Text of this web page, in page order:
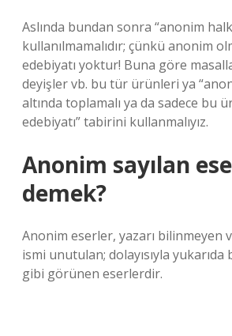
Aslında bundan sonra “anonim
kullanılmamalıdır; çünkü anonim
edebiyatı yoktur! Buna göre
deyişler vb. bu tür ürünleri ya
altında toplamalı ya da sadece bu
edebiyatı” tabirini kullanmalıyız.
Anonim sayılan
demek?
Anonim eserler, yazarı bilinmeyen
ismi unutulan; dolayısıyla
gibi görünen eserlerdir.